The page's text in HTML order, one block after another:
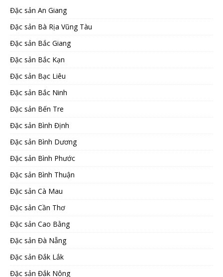
Đặc sản An Giang
Đặc sản Bà Rịa Vũng Tàu
Đặc sản Bắc Giang
Đặc sản Bắc Kạn
Đặc sản Bạc Liêu
Đặc sản Bắc Ninh
Đặc sản Bến Tre
Đặc sản Bình Định
Đặc sản Bình Dương
Đặc sản Bình Phước
Đặc sản Bình Thuận
Đặc sản Cà Mau
Đặc sản Cần Thơ
Đặc sản Cao Bằng
Đặc sản Đà Nẵng
Đặc sản Đắk Lắk
Đặc sản Đắk Nông